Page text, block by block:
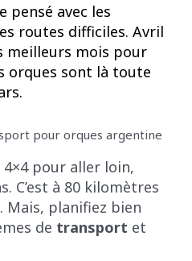
pensé avec les
routes difficiles. Avril
meilleurs mois pour
orques sont là toute
pour aller loin,
C’est à 80 kilomètres
Mais, planifiez bien
de transport et